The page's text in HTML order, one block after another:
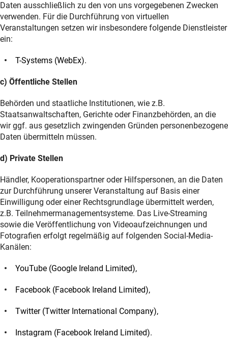
Daten ausschließlich zu den von uns vorgegebenen Zwecken
verwenden. Für die Durchführung von virtuellen
Veranstaltungen setzen wir insbesondere folgende Dienstleister
ein:
T-Systems (WebEx).
c) Öffentliche Stellen
Behörden und staatliche Institutionen, wie z.B.
Staatsanwaltschaften, Gerichte oder Finanzbehörden, an die
wir ggf. aus gesetzlich zwingenden Gründen personenbezogene
Daten übermitteln müssen.
d) Private Stellen
Händler, Kooperationspartner oder Hilfspersonen, an die Daten
zur Durchführung unserer Veranstaltung auf Basis einer
Einwilligung oder einer Rechtsgrundlage übermittelt werden,
z.B. Teilnehmermanagementsysteme. Das Live-Streaming
sowie die Veröffentlichung von Videoaufzeichnungen und
Fotografien erfolgt regelmäßig auf folgenden Social-Media-
Kanälen:
YouTube (Google Ireland Limited),
Facebook (Facebook Ireland Limited),
Twitter (Twitter International Company),
Instagram (Facebook Ireland Limited).